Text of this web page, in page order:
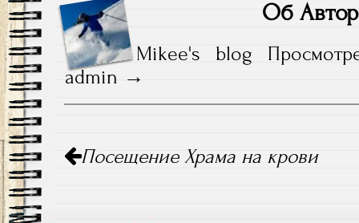
Об
Mikee's blog
admin
поПосещение Храма на крови